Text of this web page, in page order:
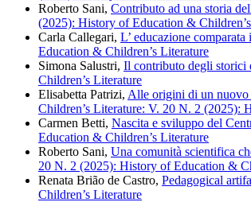
Roberto Sani, Contributo ad una storia
(2025): History of Education &
Carla Callegari, L’ educazione
Education & Children’s Literature
Simona Salustri, Il contributo degli storici
Children’s Literature
Elisabetta Patrizi, Alle origini di un nuovo
Children’s Literature: V. 20 N. 2 (2025):
Carmen Betti, Nascita e sviluppo del
Education & Children’s Literature
Roberto Sani, Una comunità scientifica
20 N. 2 (2025): History of Education &
Renata Brião de Castro, Pedagogical
Children’s Literature